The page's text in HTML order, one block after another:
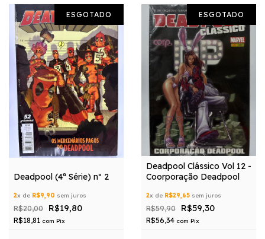
ESGOTADO
Deadpool (4ª Série) nº 2
2x de R$9,90 sem juros
R$20,00 R$19,80
R$18,81 com Pix
ESGOTADO
Deadpool Clássico Vol 12 -
Coorporação Deadpool
2x de R$29,65 sem juros
R$59,90 R$59,30
R$56,34 com Pix